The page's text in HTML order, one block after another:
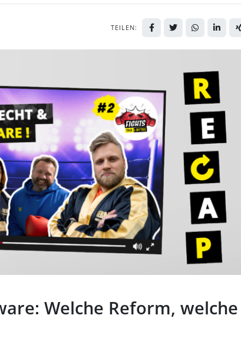
TEILEN:
Welche Reform, welche
im Boxoutfit mit roten Handschuhen vor
Schriftzug